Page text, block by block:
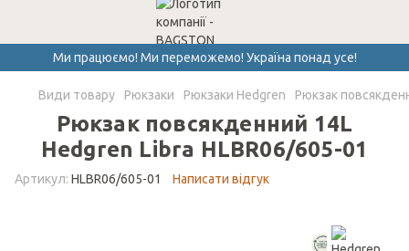
Ми працюємо! Ми переможемо! Україна понад усе!
Види товару Рюкзаки Рюкзаки Hedgren Рюкзак
Рюкзак повсякденний 14L
Hedgren Libra HLBR06/605-01
Артикул: HLBR06/605-01 Написати відгук